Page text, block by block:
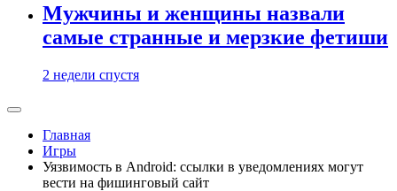
Мужчины и женщины назвали
самые странные и мерзкие фетиши
2 недели спустя
Главная
Игры
Уязвимость в Android: ссылки в уведомлениях могут
вести на фишинговый сайт